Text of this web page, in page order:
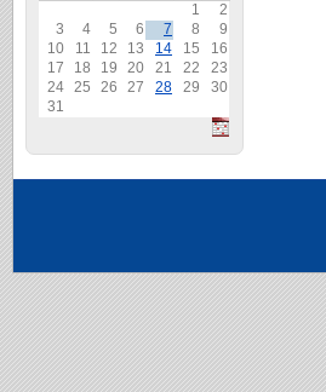
1
2
3
4 5 6 7 8
9
10
11 12 13 14 15
16
17
18 19 20 21 22
23
24 25 26 27 28 29
30
31